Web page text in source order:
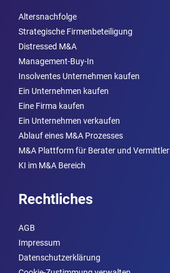
Altersnachfolge
Strategische Firmenbeteiligung
Distressed M&A
Management-Buy-In
Insolventes Unternehmen kaufen
Ein Unternehmen kaufen
Eine Firma kaufen
Ein Unternehmen verkaufen
Ablauf eines M&A Prozesses
M&A Plattform für Berater und Vermittler
KI im M&A Bereich
Rechtliches
AGB
Impressum
Datenschutzerklärung